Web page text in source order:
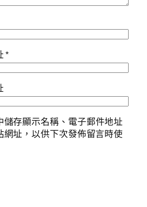
*
儲存顯示名稱、電子郵件地址
網址，以供下次發佈留言時使